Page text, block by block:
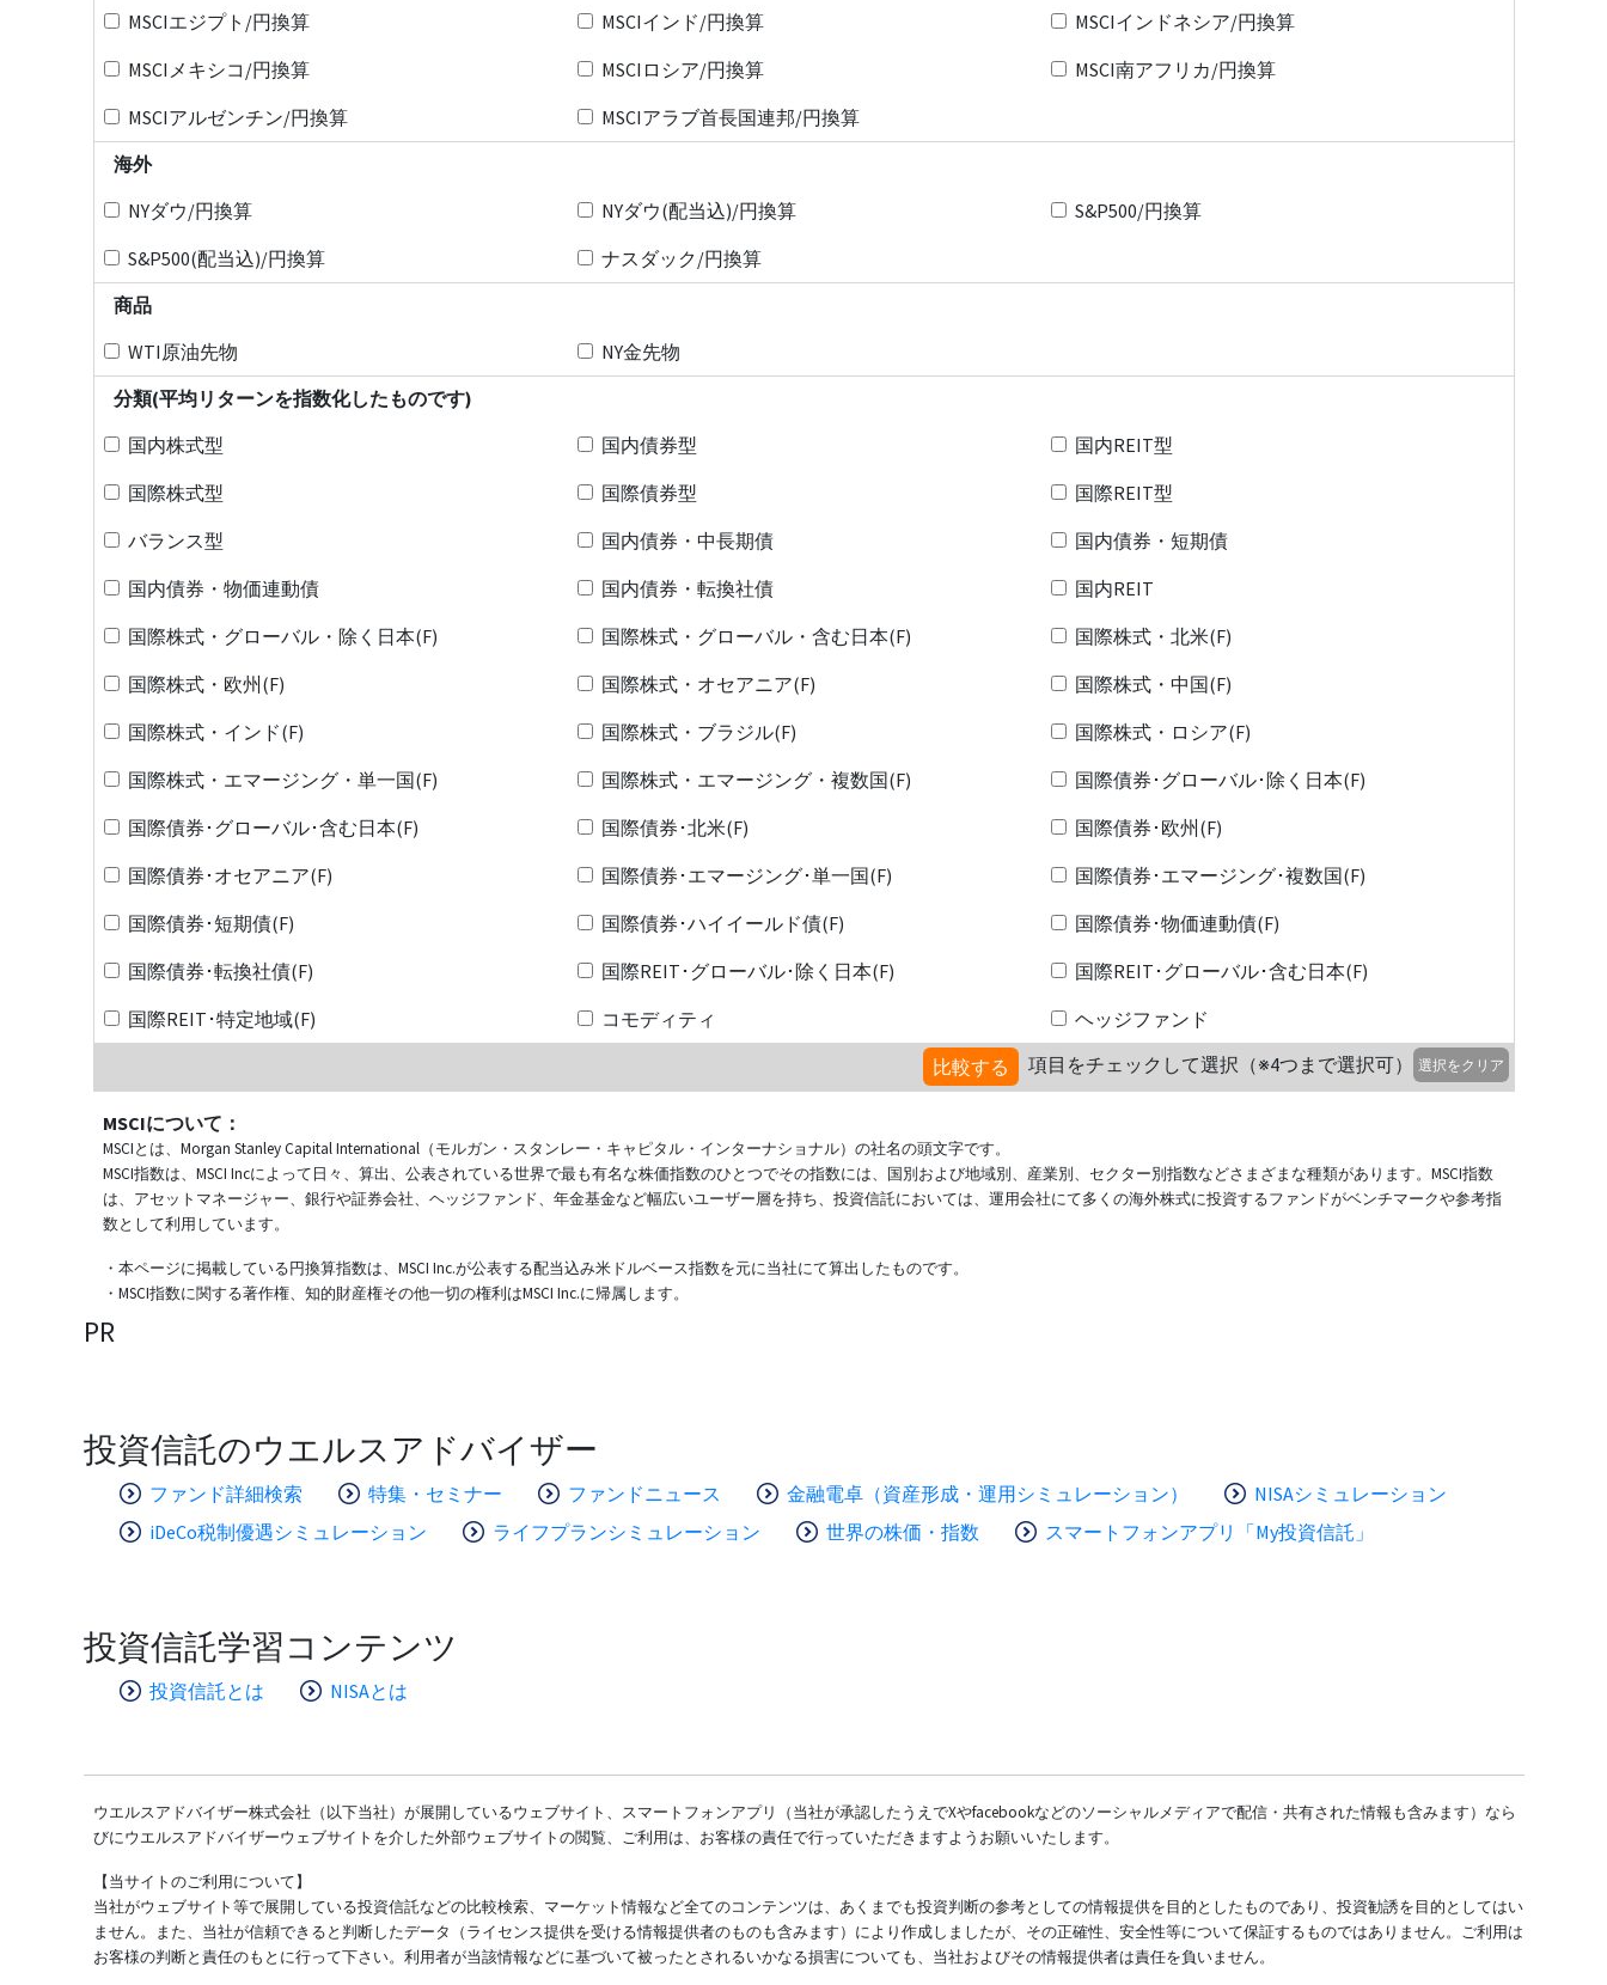
MSCIエジプト/円換算
MSCIインド/円換算
MSCIインドネシア/円換算
MSCIメキシコ/円換算
MSCIロシア/円換算
MSCI南アフリカ/円換算
MSCIアルゼンチン/円換算
MSCIアラブ首長国連邦/円換算
海外
NYダウ/円換算
NYダウ(配当込)/円換算
S&P500/円換算
S&P500(配当込)/円換算
ナスダック/円換算
商品
WTI原油先物
NY金先物
分類(平均リターンを指数化したものです)
国内株式型
国内債券型
国内REIT型
国際株式型
国際債券型
国際REIT型
バランス型
国内債券・中長期債
国内債券・短期債
国内債券・物価連動債
国内債券・転換社債
国内REIT
国際株式・グローバル・除く日本(F)
国際株式・グローバル・含む日本(F)
国際株式・北米(F)
国際株式・欧州(F)
国際株式・オセアニア(F)
国際株式・中国(F)
国際株式・インド(F)
国際株式・ブラジル(F)
国際株式・ロシア(F)
国際株式・エマージング・単一国(F)
国際株式・エマージング・複数国(F)
国際債券･グローバル･除く日本(F)
国際債券･グローバル･含む日本(F)
国際債券･北米(F)
国際債券･欧州(F)
国際債券･オセアニア(F)
国際債券･エマージング･単一国(F)
国際債券･エマージング･複数国(F)
国際債券･短期債(F)
国際債券･ハイイールド債(F)
国際債券･物価連動債(F)
国際債券･転換社債(F)
国際REIT･グローバル･除く日本(F)
国際REIT･グローバル･含む日本(F)
国際REIT･特定地域(F)
コモディティ
ヘッジファンド
比較する
項目をチェックして選択（※4つまで選択可） 選択をクリア
MSCIについて：
MSCIとは、Morgan Stanley Capital International（モルガン・スタンレー・キャピタル・インターナショナル）の社名の頭文字です。
MSCI指数は、MSCI Incによって日々、算出、公表されている世界で最も有名な株価指数のひとつでその指数には、国別および地域別、産業別、セクター別指数などさまざまな種類があります。MSCI指数
は、アセットマネージャー、銀行や証券会社、ヘッジファンド、年金基金など幅広いユーザー層を持ち、投資信託においては、運用会社にて多くの海外株式に投資するファンドがベンチマークや参考指
数として利用しています。
・本ページに掲載している円換算指数は、MSCI Inc.が公表する配当込み米ドルベース指数を元に当社にて算出したものです。
・MSCI指数に関する著作権、知的財産権その他一切の権利はMSCI Inc.に帰属します。
PR
投資信託のウエルスアドバイザー
ファンド詳細検索 特集・セミナー ファンドニュース 金融電卓（資産形成・運用シミュレーション）
NISAシミュレーション
iDeCo税制優遇シミュレーション
ライフプランシミュレーション 世界の株価・指数 スマートフォンアプリ「My投資信託」
投資信託学習コンテンツ
投資信託とは NISAとは
ウエルスアドバイザー株式会社（以下当社）が展開しているウェブサイト、スマートフォンアプリ（当社が承認したうえでXやfacebookなどのソーシャルメディアで配信・共有された情報も含みます）なら
びにウエルスアドバイザーウェブサイトを介した外部ウェブサイトの閲覧、ご利用は、お客様の責任で行っていただきますようお願いいたします。
【当サイトのご利用について】
当社がウェブサイト等で展開している投資信託などの比較検索、マーケット情報など全てのコンテンツは、あくまでも投資判断の参考としての情報提供を目的としたものであり、投資勧誘を目的としてはい
ません。また、当社が信頼できると判断したデータ（ライセンス提供を受ける情報提供者のものも含みます）により作成しましたが、その正確性、安全性等について保証するものではありません。ご利用は
お客様の判断と責任のもとに行って下さい。利用者が当該情報などに基づいて被ったとされるいかなる損害についても、当社およびその情報提供者は責任を負いません。